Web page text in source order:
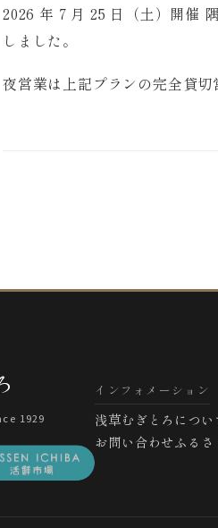
2026 年 7 月 25 日（土）開催
しました。
夜営業は上記プランの完全貸
1929
インフォメーション
浅草むぎとろについ
お問い合わせふるさ